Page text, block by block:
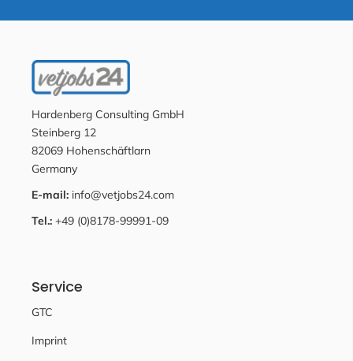
Hardenberg Consulting GmbH
Steinberg 12
82069 Hohenschäftlarn
Germany
E-mail: info@vetjobs24.com
Tel.: +49 (0)8178-99991-09
Service
GTC
Imprint